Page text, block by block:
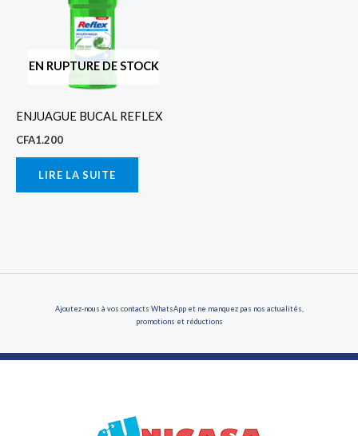
EN RUPTURE DE STOCK
ENJUAGUE BUCAL REFLEX
CFA1.200
LIRE LA SUITE
Ajoutez-nous à vos contacts WhatsApp et ne manquez pas nos actualités,
promotions et réductions